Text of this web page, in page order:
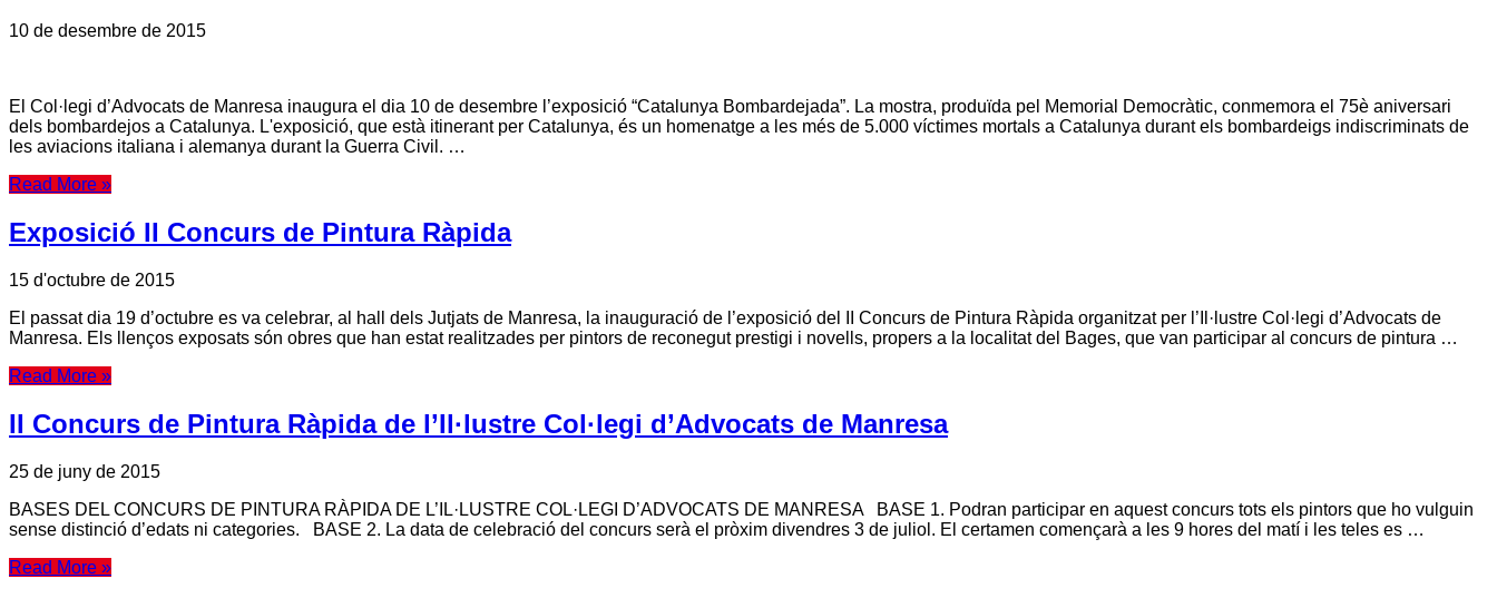
10 de desembre de 2015
El Col·legi d’Advocats de Manresa inaugura el dia 10 de desembre l’exposició “Catalunya Bombardejada”. La mostra, produïda pel Memorial Democràtic, conmemora el 75è aniversari
dels bombardejos a Catalunya. L'exposició, que està itinerant per Catalunya, és un homenatge a les més de 5.000 víctimes mortals a Catalunya durant els bombardeigs indiscriminats de
les aviacions italiana i alemanya durant la Guerra Civil. …
Read More »
Exposició II Concurs de Pintura Ràpida
15 d'octubre de 2015
El passat dia 19 d’octubre es va celebrar, al hall dels Jutjats de Manresa, la inauguració de l’exposició del II Concurs de Pintura Ràpida organitzat per l’Il·lustre Col·legi d’Advocats de
Manresa. Els llenços exposats són obres que han estat realitzades per pintors de reconegut prestigi i novells, propers a la localitat del Bages, que van participar al concurs de pintura …
Read More »
II Concurs de Pintura Ràpida de l’Il·lustre Col·legi d’Advocats de Manresa
25 de juny de 2015
BASES DEL CONCURS DE PINTURA RÀPIDA DE L’IL·LUSTRE COL·LEGI D’ADVOCATS DE MANRESA BASE 1. Podran participar en aquest concurs tots els pintors que ho vulguin
sense distinció d’edats ni categories. BASE 2. La data de celebració del concurs serà el pròxim divendres 3 de juliol. El certamen començarà a les 9 hores del matí i les teles es …
Read More »